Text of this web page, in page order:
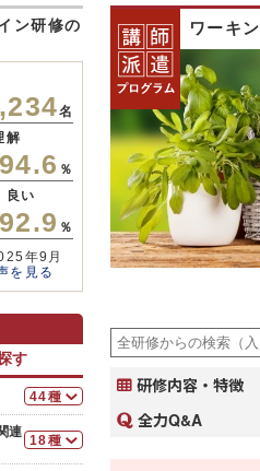
ワーキ
研修内容・特徴
全力Q&A
ン研修の
名
解
94.6 ％
良い
92.9 ％
年9月
を見る
す
44種
リアデザ
連
18種